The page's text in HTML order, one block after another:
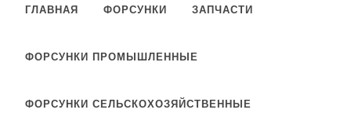
ГЛАВНАЯ ФОРСУНКИ ЗАПЧАСТИ
ФОРСУНКИ ПРОМЫШЛЕННЫЕ
ФОРСУНКИ СЕЛЬСКОХОЗЯЙСТВЕННЫЕ